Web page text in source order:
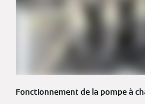
Fonctionnement de la pompe à